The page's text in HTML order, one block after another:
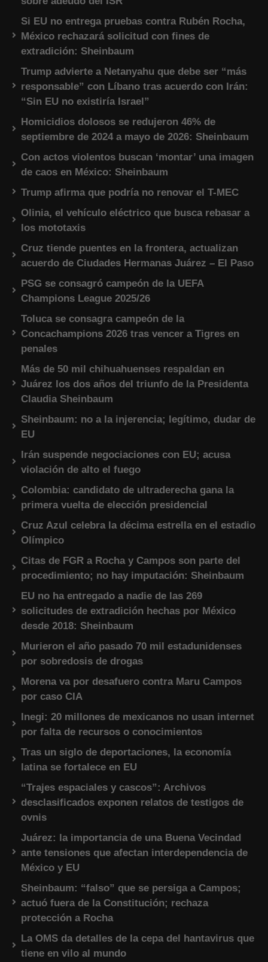
Si EU no entrega pruebas contra Rubén Rocha,
México rechazará solicitud con fines de
extradición: Sheinbaum
Trump advierte a Netanyahu que debe ser “más
responsable” con Líbano tras acuerdo con Irán:
“Sin EU no existiría Israel”
Homicidios dolosos se redujeron 46% de
septiembre de 2024 a mayo de 2026: Sheinbaum
Con actos violentos buscan ‘montar’ una imagen
de caos en México: Sheinbaum
Trump afirma que podría no renovar el T-MEC
Olinia, el vehículo eléctrico que busca rebasar a
los mototaxis
Cruz tiende puentes en la frontera, actualizan
acuerdo de Ciudades Hermanas Juárez – El Paso
PSG se consagró campeón de la UEFA
Champions League 2025/26
Toluca se consagra campeón de la
Concachampions 2026 tras vencer a Tigres en
penales
Más de 50 mil chihuahuenses respaldan en
Juárez los dos años del triunfo de la Presidenta
Claudia Sheinbaum
Sheinbaum: no a la injerencia; legítimo, dudar de
EU
Irán suspende negociaciones con EU; acusa
violación de alto el fuego
Colombia: candidato de ultraderecha gana la
primera vuelta de elección presidencial
Cruz Azul celebra la décima estrella en el estadio
Olímpico
Citas de FGR a Rocha y Campos son parte del
procedimiento; no hay imputación: Sheinbaum
EU no ha entregado a nadie de las 269
solicitudes de extradición hechas por México
desde 2018: Sheinbaum
Murieron el año pasado 70 mil estadunidenses
por sobredosis de drogas
Morena va por desafuero contra Maru Campos
por caso CIA
Inegi: 20 millones de mexicanos no usan internet
por falta de recursos o conocimientos
Tras un siglo de deportaciones, la economía
latina se fortalece en EU
“Trajes espaciales y cascos”: Archivos
desclasificados exponen relatos de testigos de
ovnis
Juárez: la importancia de una Buena Vecindad
ante tensiones que afectan interdependencia de
México y EU
Sheinbaum: “falso” que se persiga a Campos;
actuó fuera de la Constitución; rechaza
protección a Rocha
La OMS da detalles de la cepa del hantavirus que
tiene en vilo al mundo